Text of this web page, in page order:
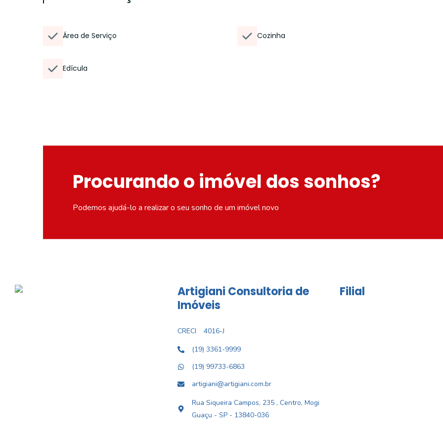
Área de Serviço Cozinha
Edícula
Procurando o imóvel dos sonhos?
Podemos ajudá-lo a realizar o seu sonho de um imóvel novo
Artigiani Consultoria de
Imóveis
CRECI
4016-J
(19) 3361-9999
(19) 99733-6863
artigiani@artigiani.com.br
Rua Siqueira Campos, 235 , Centro, Mogi
Guaçu - SP - 13840-036
Filial